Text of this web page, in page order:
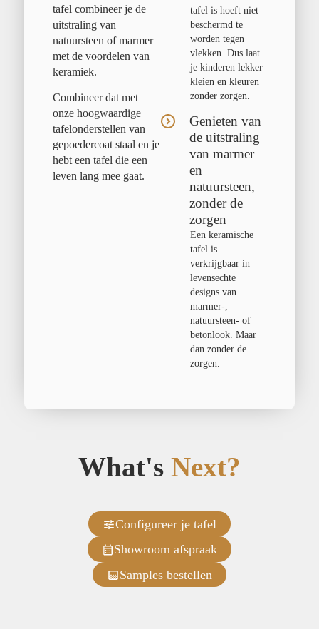
tafel is hoeft niet
beschermd te
worden tegen
vlekken. Dus laat
je kinderen lekker
kleien en kleuren
zonder zorgen.
Genieten van
de uitstraling
van marmer
en
natuursteen,
zonder de
zorgen
Een keramische
tafel is
verkrijgbaar in
levensechte
designs van
marmer-,
natuursteen- of
betonlook. Maar
dan zonder de
zorgen.
tafel combineer je de
uitstraling van
natuursteen of marmer
met de voordelen van
keramiek.
Combineer dat met
onze hoogwaardige
tafelonderstellen van
gepoedercoat staal en je
hebt een tafel die een
leven lang mee gaat.
What's Next?
Configureer je tafel
Showroom afspraak
Samples bestellen